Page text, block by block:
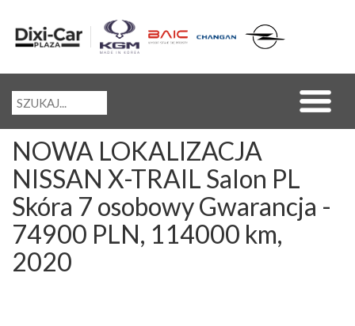
NOWA LOKALIZACJA
NISSAN X-TRAIL Salon PL
Skóra 7 osobowy Gwarancja -
74900 PLN, 114000 km,
2020